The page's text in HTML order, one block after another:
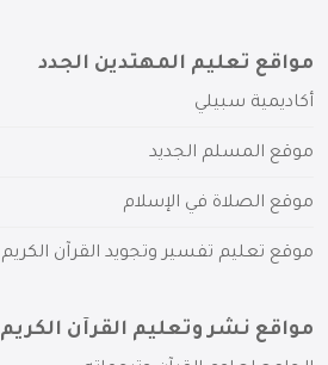
مواقع تعليم المهتدين الجدد
أكاديمية سبيلي
موقع المسلم الجديد
موقع الصلاة في الإسلام
موقع تعليم تفسير وتجويد القرآن الكريم
مواقع نشر وتعليم القرآن الكريم